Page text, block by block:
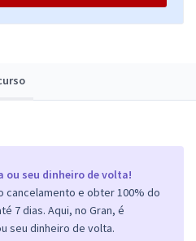
seu dinheiro de volta!
cancelamento e obter 100% do
7 dias. Aqui, no Gran, é
seu dinheiro de volta.